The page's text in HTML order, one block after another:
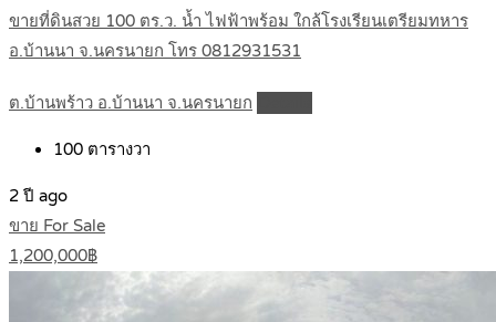
ขายที่ดินสวย 100 ตร.ว. น้ำ ไฟฟ้าพร้อม ใกล้โรงเรียนเตรียมทหาร
อ.บ้านนา จ.นครนายก โทร 0812931531
ต.บ้านพร้าว อ.บ้านนา จ.นครนายก
100 ตารางวา
2 ปี ago
ขาย For Sale
1,200,000฿